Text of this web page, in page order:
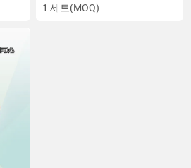
1 세트(MOQ)